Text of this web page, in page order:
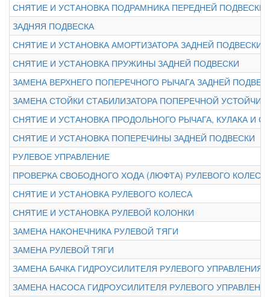
СНЯТИЕ И УСТАНОВКА ПОДРАМНИКА ПЕРЕДНЕЙ ПОДВЕСКИ
ЗАДНЯЯ ПОДВЕСКА
СНЯТИЕ И УСТАНОВКА АМОРТИЗАТОРА ЗАДНЕЙ ПОДВЕСКИ
СНЯТИЕ И УСТАНОВКА ПРУЖИНЫ ЗАДНЕЙ ПОДВЕСКИ
ЗАМЕНА ВЕРХНЕГО ПОПЕРЕЧНОГО РЫЧАГА ЗАДНЕЙ
ЗАМЕНА СТОЙКИ СТАБИЛИЗАТОРА ПОПЕРЕЧНОЙ
СНЯТИЕ И УСТАНОВКА ПРОДОЛЬНОГО РЫЧАГА, КУЛАКА И
СНЯТИЕ И УСТАНОВКА ПОПЕРЕЧИНЫ ЗАДНЕЙ ПОДВЕСКИ
РУЛЕВОЕ УПРАВЛЕНИЕ
ПРОВЕРКА СВОБОДНОГО ХОДА (ЛЮФТА) РУЛЕВОГО КОЛЕСА
СНЯТИЕ И УСТАНОВКА РУЛЕВОГО КОЛЕСА
СНЯТИЕ И УСТАНОВКА РУЛЕВОЙ КОЛОНКИ
ЗАМЕНА НАКОНЕЧНИКА РУЛЕВОЙ ТЯГИ
ЗАМЕНА РУЛЕВОЙ ТЯГИ
ЗАМЕНА БАЧКА ГИДРОУСИЛИТЕЛЯ РУЛЕВОГО УПРАВЛЕНИЯ
ЗАМЕНА НАСОСА ГИДРОУСИЛИТЕЛЯ РУЛЕВОГО